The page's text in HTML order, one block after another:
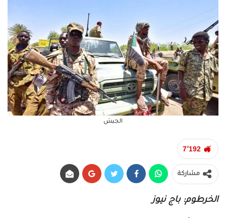
الجيش
7٬192
مشاركة
الخرطوم: باج نيوز